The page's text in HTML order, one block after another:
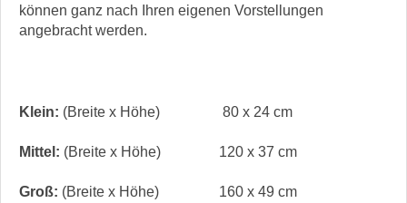
können ganz nach Ihren eigenen Vorstellungen
angebracht werden.
Klein: (Breite x Höhe) 80 x 24 cm
Mittel: (Breite x Höhe) 120 x 37 cm
Groß: (Breite x Höhe) 160 x 49 cm